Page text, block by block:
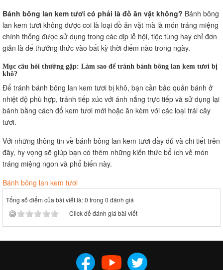
Bánh bông lan kem tươi có phải là đồ ăn vặt không? Bánh bông
lan kem tươi không được coi là loại đồ ăn vặt mà là món tráng miệng
chính thống được sử dụng trong các dịp lễ hội, tiệc tùng hay chỉ đơn
giản là để thưởng thức vào bất kỳ thời điểm nào trong ngày.
Mục câu hỏi thường gặp: Làm sao để tránh bánh bông lan kem tươi bị
khô?
Để tránh bánh bông lan kem tươi bị khô, bạn cần bảo quản bánh ở
nhiệt độ phù hợp, tránh tiếp xúc với ánh nắng trực tiếp và sử dụng lại
bánh bằng cách đổ kem tươi mới hoặc ăn kèm với các loại trái cây
tươi.
Với những thông tin về bánh bông lan kem tươi đầy đủ và chi tiết trên
đây, hy vọng sẽ giúp bạn có thêm những kiến thức bổ ích về món
tráng miệng ngon và phổ biến này.
Bánh bông lan kem tươi
Tổng số điểm của bài viết là: 0 trong 0 đánh giá
Click để đánh giá bài viết